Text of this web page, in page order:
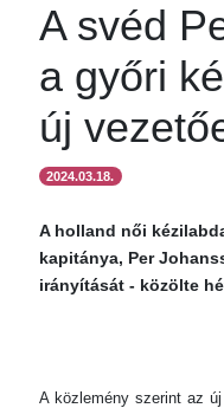
A svéd
a győri
új
2024.03.18.
A holland női
kapitánya, Per
irányítását - közölte
A közlemény szerint az